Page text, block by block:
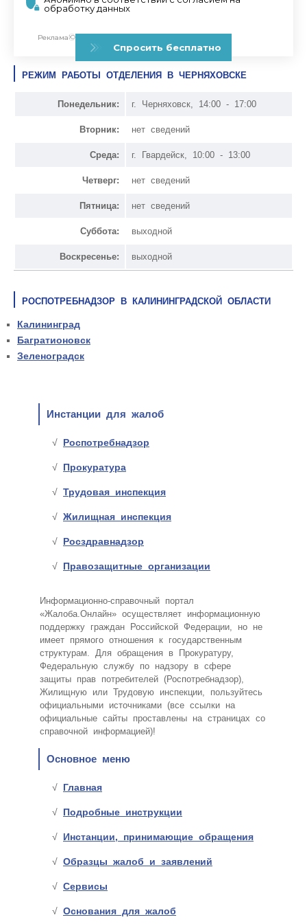
РЕЖИМ РАБОТЫ ОТДЕЛЕНИЯ В ЧЕРНЯХОВСКЕ
Понедельник: г. Черняховск, 14:00 - 17:00
Вторник: нет сведений
Среда: г. Гвардейск, 10:00 - 13:00
Четверг: нет сведений
Пятница: нет сведений
Суббота: выходной
Воскресенье: выходной
РОСПОТРЕБНАДЗОР В КАЛИНИНГРАДСКОЙ ОБЛАСТИ
Калининград
Багратионовск
Зеленоградск
Инстанции для жалоб
Роспотребнадзор
Прокуратура
Трудовая инспекция
Жилищная инспекция
Росздравнадзор
Правозащитные организации
Информационно-справочный портал
«Жалоба.Онлайн» осуществляет информационную
поддержку граждан Российской Федерации, но не
имеет прямого отношения к государственным
структурам. Для обращения в Прокуратуру,
Федеральную службу по надзору в сфере
защиты прав потребителей (Роспотребнадзор),
Жилищную или Трудовую инспекции, пользуйтесь
официальными источниками (все ссылки на
официальные сайты проставлены на страницах со
справочной информацией)!
Основное меню
Главная
Подробные инструкции
Инстанции, принимающие обращения
Образцы жалоб и заявлений
Сервисы
Основания для жалоб